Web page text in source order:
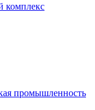
комплекс
промышленность